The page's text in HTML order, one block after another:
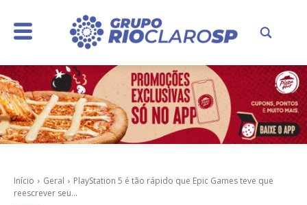
Início Geral
PlayStation 5 é tão rápido que Epic Games teve que
reescrever seu...